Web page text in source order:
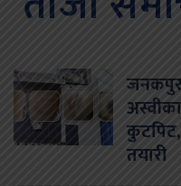
तयारी